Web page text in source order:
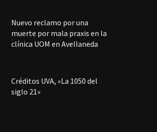
Nuevo reclamo por una
muerte por mala praxis en la
clínica UOM en Avellaneda
Créditos UVA, «La 1050 del
siglo 21»